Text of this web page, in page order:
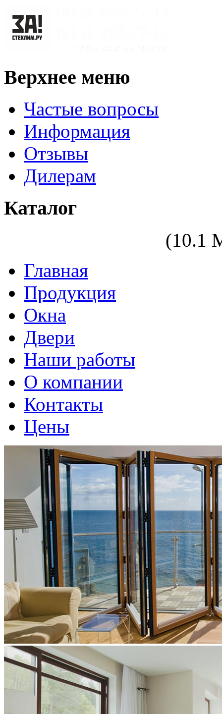
Верхнее меню
Частые вопросы
Информация
Отзывы
Дилерам
Каталог
(10.1
Главная
Продукция
Окна
Двери
Наши работы
О компании
Контакты
Цены